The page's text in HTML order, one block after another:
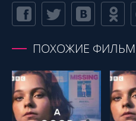
ПОХОЖИЕ